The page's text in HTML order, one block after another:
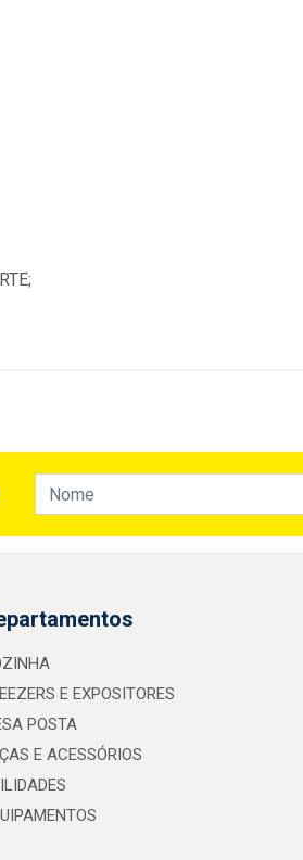
E EXPOSITORES
POSTA
E ACESSÓRIOS